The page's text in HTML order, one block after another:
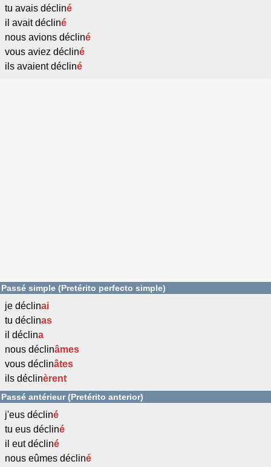
tu avais décliné
il avait décliné
nous avions décliné
vous aviez décliné
ils avaient décliné
Passé simple (Pretérito perfecto simple)
je déclinai
tu déclinas
il déclina
nous déclinâmes
vous déclinâtes
ils déclinèrent
Passé antérieur (Pretérito anterior)
j'eus décliné
tu eus décliné
il eut décliné
nous eûmes décliné